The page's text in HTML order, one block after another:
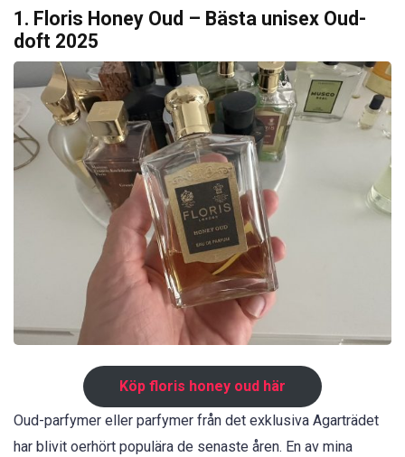
1. Floris Honey Oud – Bästa unisex Oud-
doft 2025
Köp floris honey oud här
Oud-parfymer eller parfymer från det exklusiva Agarträdet
har blivit oerhört populära de senaste åren. En av mina